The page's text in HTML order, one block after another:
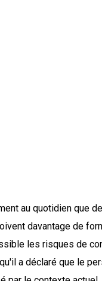
au quotidien que
davantage de
les risques de
a déclaré que le